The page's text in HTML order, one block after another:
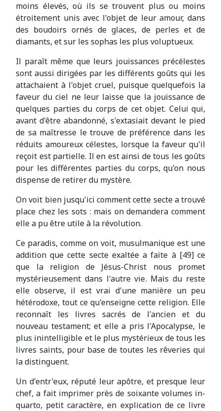
moins élevés, où ils se trouvent plus ou moins
étroitement unis avec l'objet de leur amour, dans
des boudoirs ornés de glaces, de perles et de
diamants, et sur les sophas les plus voluptueux.
Il paraît même que leurs jouissances précélestes
sont aussi dirigées par les différents goûts qui les
attachaient à l'objet cruel, puisque quelquefois la
faveur du ciel ne leur laisse que la jouissance de
quelques parties du corps de cet objet. Celui qui,
avant d'être abandonné, s'extasiait devant le pied
de sa maîtresse le trouve de préférence dans les
réduits amoureux célestes, lorsque la faveur qu'il
reçoit est partielle. Il en est ainsi de tous les goûts
pour les différentes parties du corps, qu'on nous
dispense de retirer du mystère.
On voit bien jusqu'ici comment cette secte a trouvé
place chez les sots : mais on demandera comment
elle a pu être utile à la révolution.
Ce paradis, comme on voit, musulmanique est une
addition que cette secte exaltée a faite à [49] ce
que la religion de Jésus-Christ nous promet
mystérieusement dans l'autre vie. Mais du reste
elle observe, il est vrai d'une manière un peu
hétérodoxe, tout ce qu'enseigne cette religion. Elle
reconnaît les livres sacrés de l'ancien et du
nouveau testament; et elle a pris l'Apocalypse, le
plus inintelligible et le plus mystérieux de tous les
livres saints, pour base de toutes les rêveries qui
la distinguent.
Un d'entr'eux, réputé leur apôtre, et presque leur
chef, a fait imprimer près de soixante volumes in-
quarto, petit caractère, en explication de ce livre